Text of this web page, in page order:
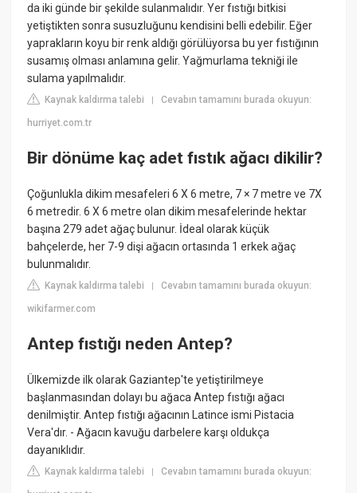
da iki günde bir şekilde sulanmalıdır. Yer fıstığı bitkisi
yetiştikten sonra susuzluğunu kendisini belli edebilir. Eğer
yaprakların koyu bir renk aldığı görülüyorsa bu yer fıstığının
susamış olması anlamına gelir. Yağmurlama tekniği ile
sulama yapılmalıdır.
Kaynak kaldırma talebi |Cevabın tamamını burada okuyun:
hurriyet.com.tr
Bir dönüme kaç adet fıstık ağacı dikilir?
Çoğunlukla dikim mesafeleri 6 X 6 metre, 7 × 7 metre ve 7X
6 metredir. 6 X 6 metre olan dikim mesafelerinde hektar
başına 279 adet ağaç bulunur. İdeal olarak küçük
bahçelerde, her 7-9 dişi ağacın ortasında 1 erkek ağaç
bulunmalıdır.
Kaynak kaldırma talebi |Cevabın tamamını burada okuyun:
wikifarmer.com
Antep fıstığı neden Antep?
Ülkemizde ilk olarak Gaziantep'te yetiştirilmeye
başlanmasından dolayı bu ağaca Antep fıstığı ağacı
denilmiştir. Antep fıstığı ağacının Latince ismi Pistacia
Vera'dır. - Ağacın kavuğu darbelere karşı oldukça
dayanıklıdır.
Kaynak kaldırma talebi |Cevabın tamamını burada okuyun: